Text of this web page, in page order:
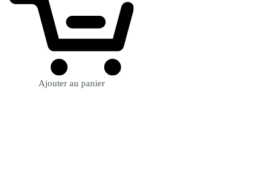
Ajouter au panier